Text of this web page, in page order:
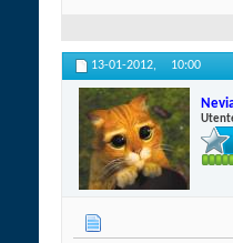
13-01-2012, 10:00